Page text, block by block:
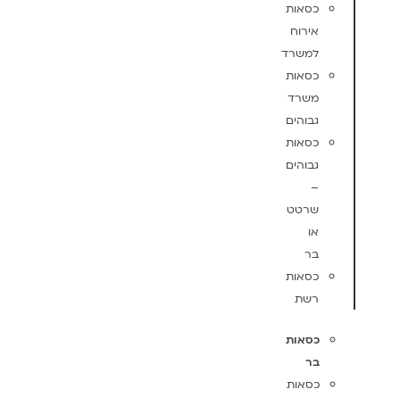
כסאות
אירוח
למשרד
כסאות
משרד
גבוהים
כסאות
גבוהים
–
שרטט
או
בר
כסאות
רשת
כסאות
בר
כסאות